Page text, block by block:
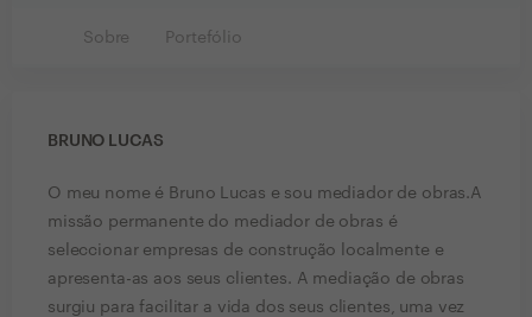
Sobre Portefólio
BRUNO LUCAS
O meu nome é Bruno Lucas e sou mediador de obras.A
missão permanente do mediador de obras é
seleccionar empresas de construção localmente e
apresenta-as aos seus clientes. A mediação de obras
surgiu para facilitar a vida dos seus clientes, uma vez